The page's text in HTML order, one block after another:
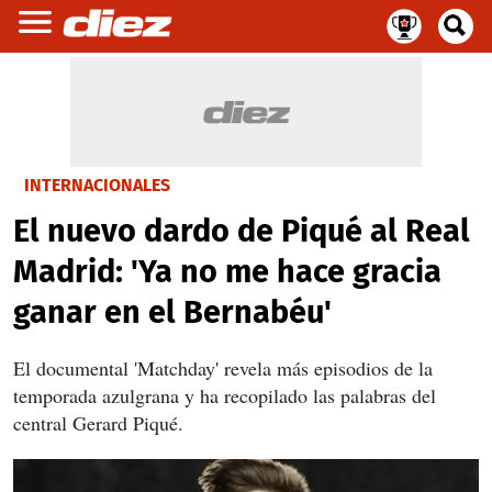
INTERNACIONALES
El nuevo dardo de Piqué al Real
Madrid: 'Ya no me hace gracia
ganar en el Bernabéu'
El documental 'Matchday' revela más episodios de la
temporada azulgrana y ha recopilado las palabras del
central Gerard Piqué.